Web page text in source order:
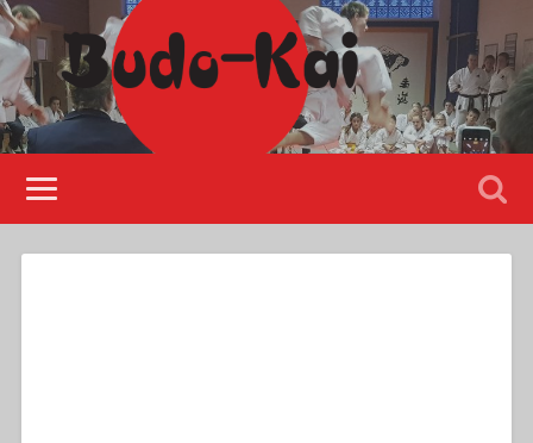
Please disable Adblock!